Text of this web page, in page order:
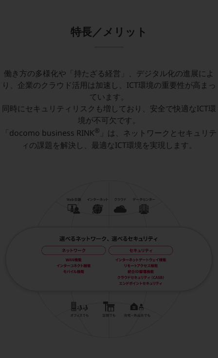
クラウド・データセンター
電話・映像コミュニケーション
セキュリティ
5G
課題・ニーズで探す
課題・ニーズで探すTOP
特長／メリット
働き方の多様化や「持たざる経営」、デジタル化の進展によ
り、企業のクラウド活用は加速し、ICT環境の重要性が高まっ
ています。
同時にセキュリティリスクも増しており、安全で快適なICT環
境が不可欠です。
「docomo business RINK®
」は、ネットワークとセキュリテ
ィの課題を解決し、最適なICT環境を実現します。